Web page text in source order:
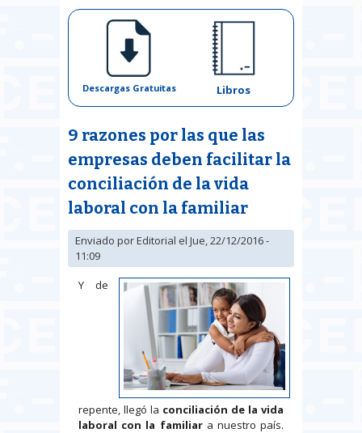
Descargas Gratuitas Libros
9 razones por las que las
empresas deben facilitar la
conciliación de la vida
laboral con la familiar
Enviado porEditorial el Jue, 22/12/2016 -
11:09
Y de
repente, llegó la conciliación de la vida
laboral con la familiara nuestro país.